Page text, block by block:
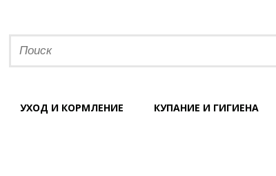
УХОД И КОРМЛЕНИЕ КУПАНИЕ И ГИГИЕНА